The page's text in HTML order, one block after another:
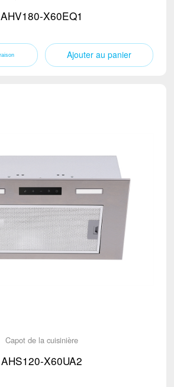
AHV180-X60EQ1
Ajouter au panier
Capot de la cuisinière
AHS120-X60UA2